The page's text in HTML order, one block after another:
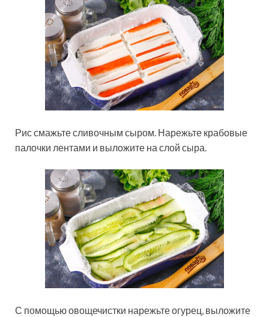
Рис смажьте сливочным сыром. Нарежьте крабовые
палочки лентами и выложите на слой сыра.
С помощью овощечистки нарежьте огурец, выложите